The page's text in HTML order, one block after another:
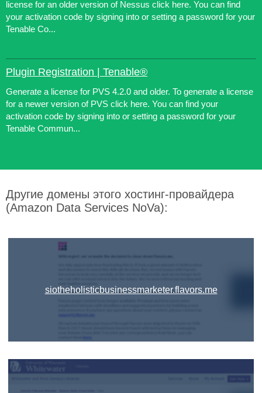
license for an older version of Nessus click here. You can find
your activation code by signing into or setting a password for your
Tenable Co...
Plugin Registration | Tenable®
Generate a license for PVS 4.2.0 and older. To generate a license
for a newer version of PVS click here. You can find your
activation code by signing into or setting a password for your
Tenable Commun...
Другие домены этого хостинг-провайдера
(Amazon Data Services NoVa):
siotheholisticbusinessmarketer.flavors.me